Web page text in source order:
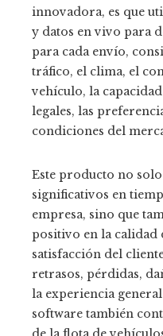
innovadora, es que
y datos en vivo para
para cada envío,
tráfico, el clima, el
vehículo, la
legales, las
condiciones del
Este producto no
significativos en
empresa, sino que
positivo en la calidad
satisfacción del
retrasos, pérdidas,
la experiencia
software también